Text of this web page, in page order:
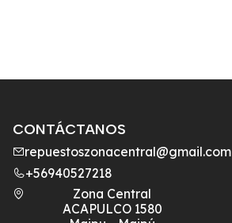
CONTÁCTANOS
repuestoszonacentral@gmail.com
+56940527218
Zona Central
ACAPULCO 1580